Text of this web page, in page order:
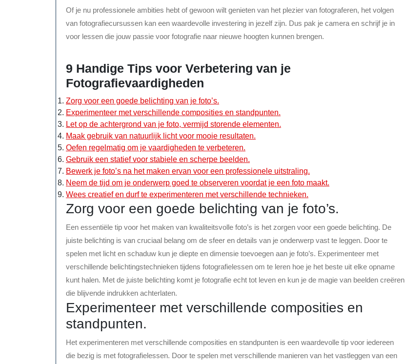
Of je nu professionele ambities hebt of gewoon wilt genieten van het plezier van fotograferen, het volgen
van fotografiecursussen kan een waardevolle investering in jezelf zijn. Dus pak je camera en schrijf je in
voor lessen die jouw passie voor fotografie naar nieuwe hoogten kunnen brengen.
9 Handige Tips voor Verbetering van je
Fotografievaardigheden
Zorg voor een goede belichting van je foto’s.
Experimenteer met verschillende composities en standpunten.
Let op de achtergrond van je foto, vermijd storende elementen.
Maak gebruik van natuurlijk licht voor mooie resultaten.
Oefen regelmatig om je vaardigheden te verbeteren.
Gebruik een statief voor stabiele en scherpe beelden.
Bewerk je foto’s na het maken ervan voor een professionele uitstraling.
Neem de tijd om je onderwerp goed te observeren voordat je een foto maakt.
Wees creatief en durf te experimenteren met verschillende technieken.
Zorg voor een goede belichting van je foto’s.
Een essentiële tip voor het maken van kwaliteitsvolle foto’s is het zorgen voor een goede belichting. De
juiste belichting is van cruciaal belang om de sfeer en details van je onderwerp vast te leggen. Door te
spelen met licht en schaduw kun je diepte en dimensie toevoegen aan je foto’s. Experimenteer met
verschillende belichtingstechnieken tijdens fotografielessen om te leren hoe je het beste uit elke opname
kunt halen. Met de juiste belichting komt je fotografie echt tot leven en kun je de magie van beelden creëren
die blijvende indrukken achterlaten.
Experimenteer met verschillende composities en
standpunten.
Het experimenteren met verschillende composities en standpunten is een waardevolle tip voor iedereen
die bezig is met fotografielessen. Door te spelen met verschillende manieren van het vastleggen van een